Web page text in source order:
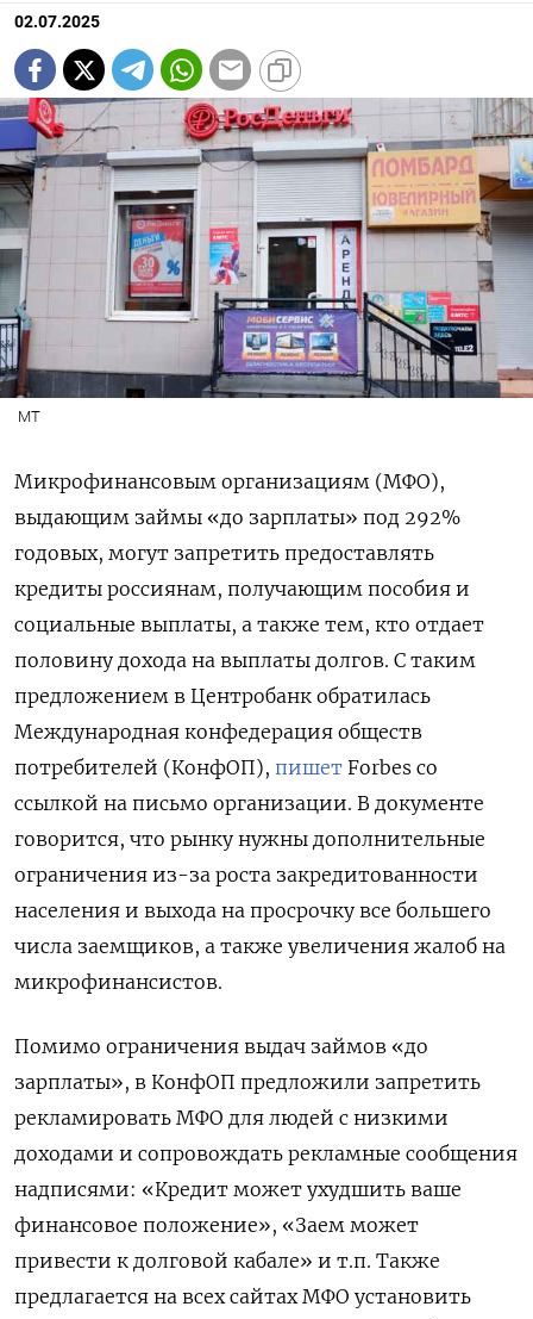
02.07.2025
МТ
Микрофинансовым организациям (МФО),
выдающим займы «до зарплаты» под 292%
годовых, могут запретить предоставлять
кредиты россиянам, получающим пособия и
социальные выплаты, а также тем, кто отдает
половину дохода на выплаты долгов. С таким
предложением в Центробанк обратилась
Международная конфедерация обществ
потребителей (КонфОП), пишет Forbes со
ссылкой на письмо организации. В документе
говорится, что рынку нужны дополнительные
ограничения из-за роста закредитованности
населения и выхода на просрочку все большего
числа заемщиков, а также увеличения жалоб на
микрофинансистов.
Помимо ограничения выдач займов «до
зарплаты», в КонфОП предложили запретить
рекламировать МФО для людей с низкими
доходами и сопровождать рекламные сообщения
надписями: «Кредит может ухудшить ваше
финансовое положение», «Заем может
привести к долговой кабале» и т.п. Также
предлагается на всех сайтах МФО установить